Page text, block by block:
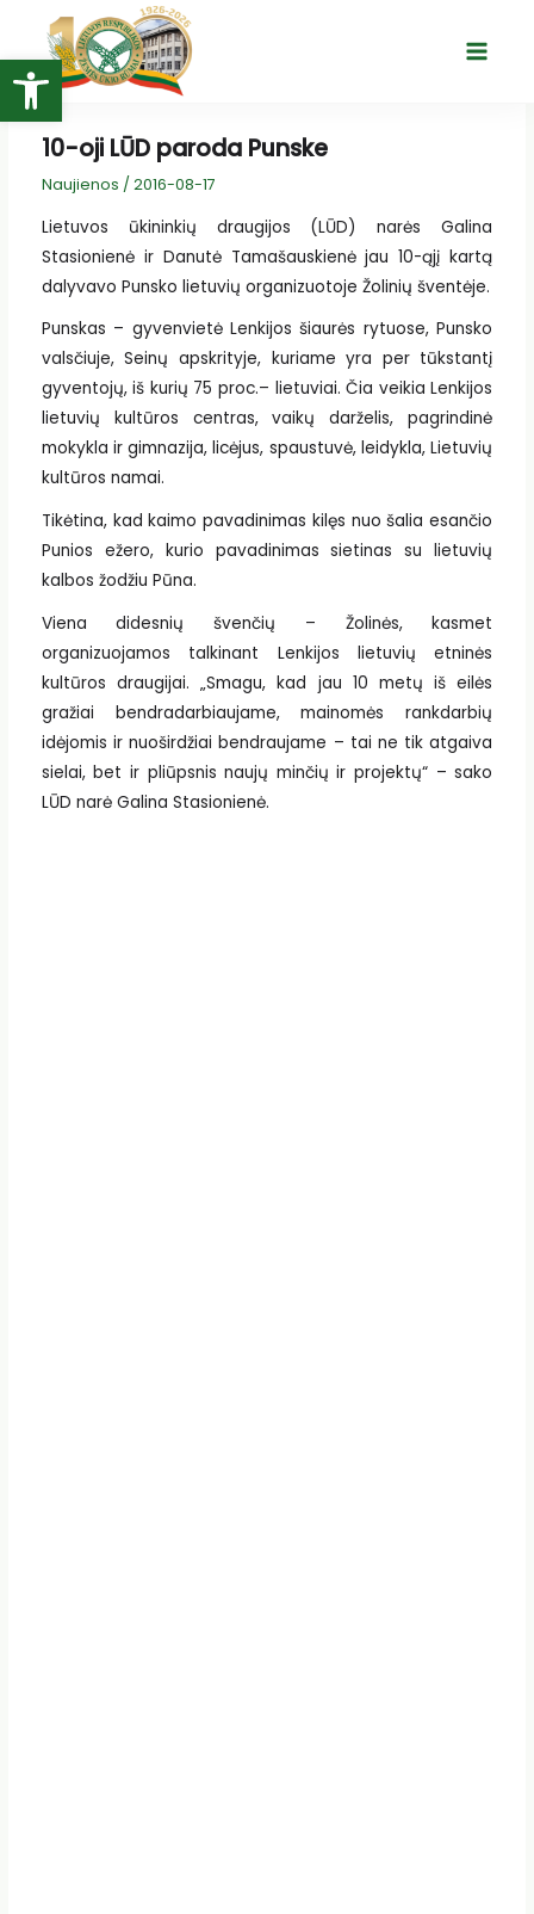
Open toolbar
turinio
Main
10-oji LŪD paroda Punske
Naujienos / 2016-08-17
Lietuvos ūkininkių draugijos (LŪD) narės Galina
Stasionienė ir Danutė Tamašauskienė jau 10-ąjį kartą
dalyvavo Punsko lietuvių organizuotoje Žolinių šventėje.
Punskas – gyvenvietė Lenkijos šiaurės rytuose, Punsko
valsčiuje, Seinų apskrityje, kuriame yra per tūkstantį
gyventojų, iš kurių 75 proc.– lietuviai. Čia veikia Lenkijos
lietuvių kultūros centras, vaikų darželis, pagrindinė
mokykla ir gimnazija, licėjus, spaustuvė, leidykla, Lietuvių
kultūros namai.
Tikėtina, kad kaimo pavadinimas kilęs nuo šalia esančio
Punios ežero, kurio pavadinimas sietinas su lietuvių
kalbos žodžiu Pūna.
Viena didesnių švenčių – Žolinės, kasmet
organizuojamos talkinant Lenkijos lietuvių etninės
kultūros draugijai. „Smagu, kad jau 10 metų iš eilės
gražiai bendradarbiaujame, mainomės rankdarbių
idėjomis ir nuoširdžiai bendraujame – tai ne tik atgaiva
sielai, bet ir pliūpsnis naujų minčių ir projektų“ – sako
LŪD narė Galina Stasionienė.